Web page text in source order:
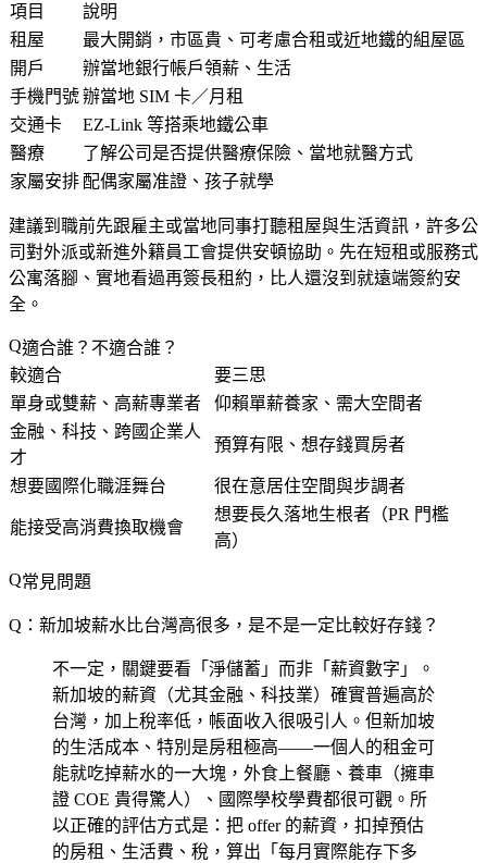
項目
說明
租屋
最大開銷，市區貴、可考慮合租或近地鐵的組屋區
開戶
辦當地銀行帳戶領薪、生活
手機門號辦當地 SIM 卡／月租
交通卡
EZ-Link 等搭乘地鐵公車
醫療
了解公司是否提供醫療保險、當地就醫方式
家屬安排 配偶家屬准證、孩子就學
建議到職前先跟雇主或當地同事打聽租屋與生活資訊，許多公
司對外派或新進外籍員工會提供安頓協助。先在短租或服務式
公寓落腳、實地看過再簽長租約，比人還沒到就遠端簽約安
全。
適合誰？不適合誰？
較適合
要三思
單身或雙薪、高薪專業者
仰賴單薪養家、需大空間者
金融、科技、跨國企業人
才
預算有限、想存錢買房者
想要國際化職涯舞台 很在意居住空間與步調者
能接受高消費換取機會
想要長久落地生根者（PR 門檻
高）
常見問題
Q：新加坡薪水比台灣高很多，是不是一定比較好存錢？
不一定，關鍵要看「淨儲蓄」而非「薪資數字」。
新加坡的薪資（尤其金融、科技業）確實普遍高於
台灣，加上稅率低，帳面收入很吸引人。但新加坡
的生活成本、特別是房租極高——一個人的租金可
能就吃掉薪水的一大塊，外食上餐廳、養車（擁車
證 COE 貴得驚人）、國際學校學費都很可觀。所
以正確的評估方式是：把 offer 的薪資，扣掉預估
的房租、生活費、稅，算出「每月實際能存下多